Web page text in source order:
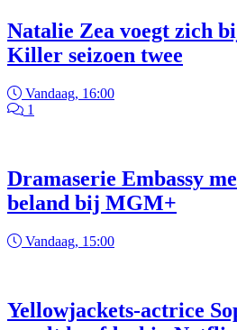
Natalie Zea voegt zich
Killer seizoen twee
Vandaag, 16:00
1
Dramaserie Embassy
beland bij MGM+
Vandaag, 15:00
Yellowjackets-actrice